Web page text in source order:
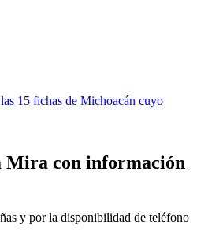
15 fichas de Michoacán cuyo
Mira con información
y por la disponibilidad de teléfono